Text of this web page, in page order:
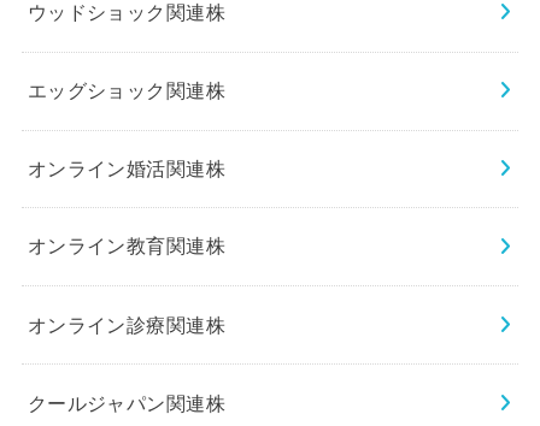
ウッドショック関連株
エッグショック関連株
オンライン婚活関連株
オンライン教育関連株
オンライン診療関連株
クールジャパン関連株